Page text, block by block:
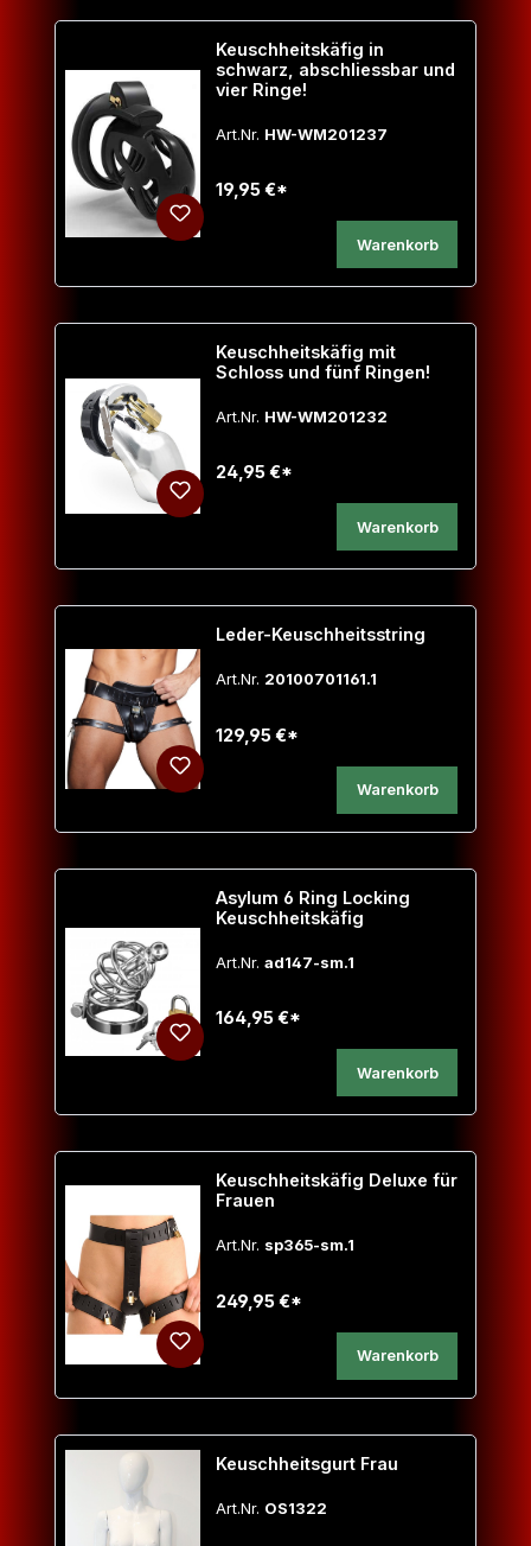
Keuschheitskäfig in
schwarz, abschliessbar und
vier Ringe!
Art.Nr. HW-WM201237
19,95 €*
Warenkorb
Keuschheitskäfig mit
Schloss und fünf Ringen!
Art.Nr. HW-WM201232
24,95 €*
Warenkorb
Leder-Keuschheitsstring
Art.Nr. 20100701161.1
129,95 €*
Warenkorb
Asylum 6 Ring Locking
Keuschheitskäfig
Art.Nr. ad147-sm.1
164,95 €*
Warenkorb
Keuschheitskäfig Deluxe für
Frauen
Art.Nr. sp365-sm.1
249,95 €*
Warenkorb
Keuschheitsgurt Frau
Art.Nr. OS1322